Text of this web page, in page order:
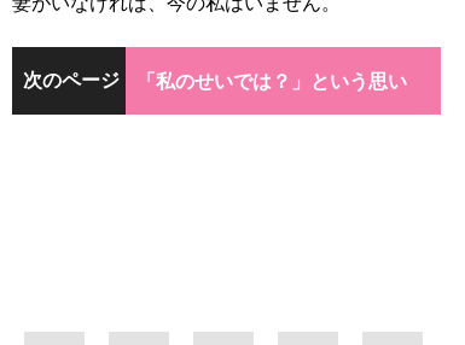
次のページ 「私のせいでは？」という思い